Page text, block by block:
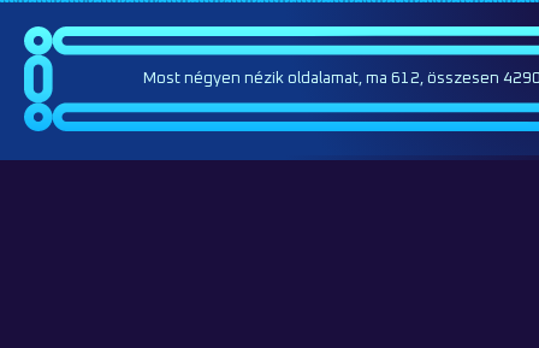
Most négyen nézik oldalamat, ma 612, összesen